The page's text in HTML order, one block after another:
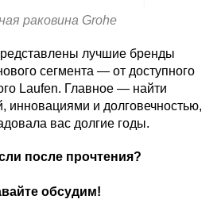
раковина Grohe
лучшие бренды
сегмента — от доступного
Laufen. Главное — найти
инновациями и долговечностью,
вас долгие годы.
после прочтения?
обсудим!